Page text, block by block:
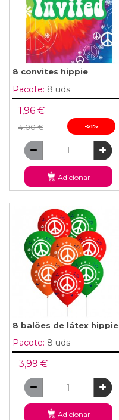
8 convites hippie
Pacote: 8 uds
1,96 €
4,00 € -51%
Adicionar
8 balões de látex hippie
Pacote: 8 uds
3,99 €
Adicionar